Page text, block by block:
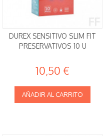
DUREX SENSITIVO SLIM FIT
PRESERVATIVOS 10 U
10,50 €
AÑADIR AL CARRITO